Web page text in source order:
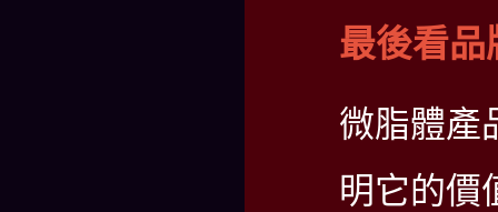
最後看品
微脂體產
明它的價